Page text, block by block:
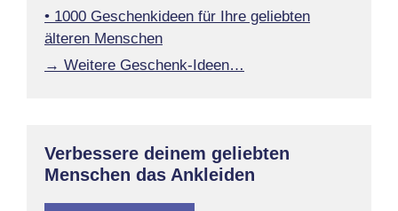
• 1000 Geschenkideen für Ihre geliebten
älteren Menschen
→ Weitere Geschenk-Ideen…
Verbessere deinem geliebten
Menschen das Ankleiden